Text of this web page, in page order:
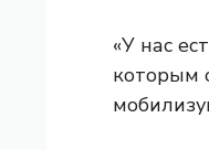
«У нас
которым